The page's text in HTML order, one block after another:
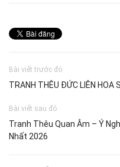
Bài viết trước đó
TRANH THÊU ĐỨC LIÊN HOA
Bài viết sau đó
Tranh Thêu Quan Âm – Ý
Nhất 2026